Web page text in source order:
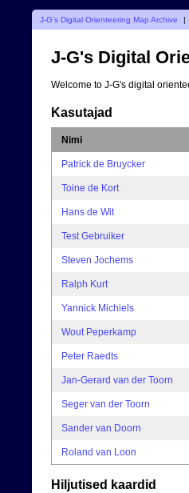
J-G's Digital Orienteering Map Archive |
J-G's Digital
Welcome to J-G's digital
Kasutajad
Nimi
Patrick de Bruycker
Toine de Kort
Hans de Wit
Test Gebruiker
Steven Jochems
Ralph Kurt
Yannick Michiels
Wout Peperkamp
Peter Raedts
Jan-Gerard van der Toorn
Seger van der Toorn
Sander van Doorn
Roland van Loon
Hiljutised kaardid